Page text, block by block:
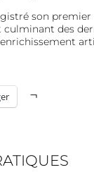
son premier
culminant des